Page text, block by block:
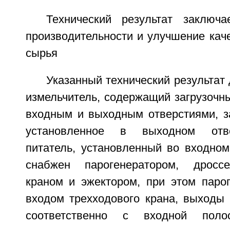
Технический результат
производительности и улучшение
сырья
Указанный технический результат
измельчитель, содержащий
входным и выходным отверстиями,
установленное в выходном
питатель, установленный во
снабжен парогенератором,
краном и эжектором, при этом
входом трехходового крана, выходы
соответственно с входной